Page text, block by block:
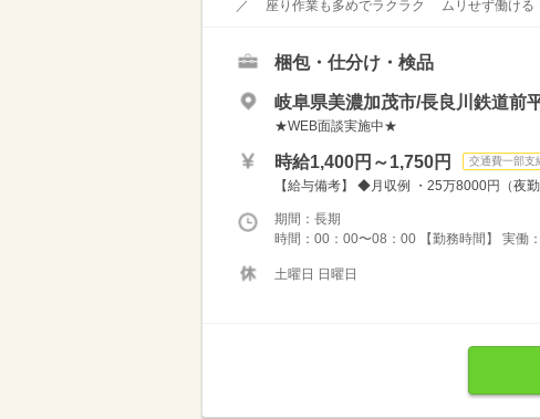
／ 座り作業も多めでラクラク ムリせず働ける
梱包・仕分け・検品
岐阜県美濃加茂市/長良川鉄道前
★WEB面談実施中★
時給1,400円～1,750円 交通費一部支
【給与備考】 ◆月収例 ・25万8000円（夜
期間：長期
時間：00：00〜08：00 【勤務時間】 実働
土曜日 日曜日